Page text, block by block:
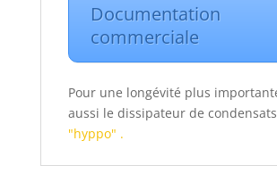
Documentation
commerciale
Pour une longévité plus
aussi le dissipateur de
"hyppo" .